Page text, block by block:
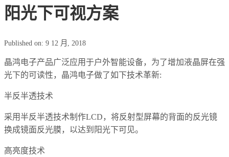
阳光下可视方案
Published on: 9 12 月, 2018
晶鸿电子产品广泛应用于户外智能设备，为了增加液晶屏在强
光下的可读性，晶鸿电子做了如下技术革新:
半反半透技术
采用半反半透技术制作LCD，将反射型屏幕的背面的反光镜
换成镜面反光膜，以达到阳光下可见。
高亮度技术